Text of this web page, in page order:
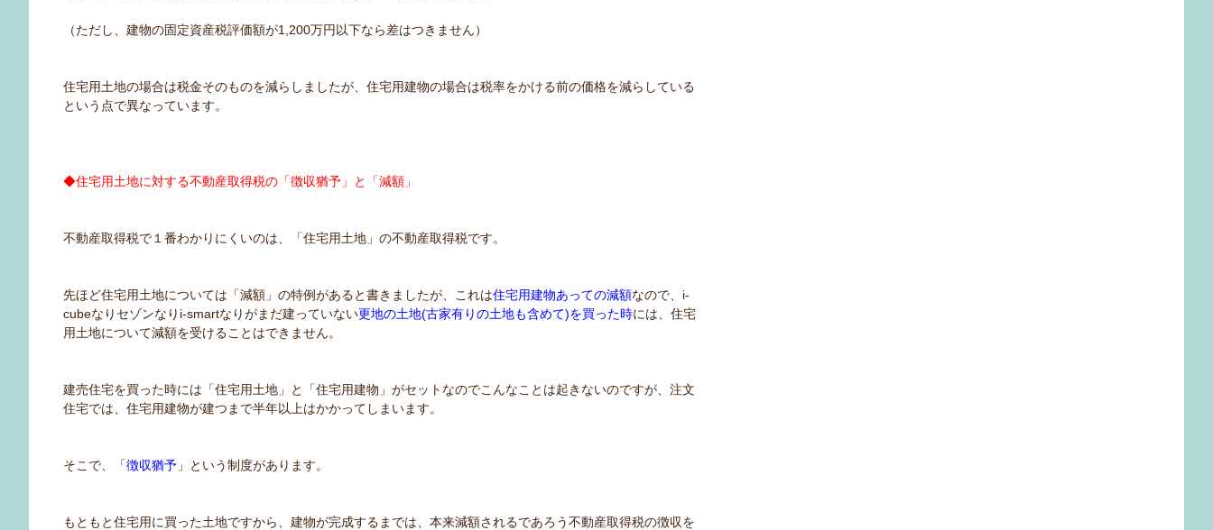
（ただし、建物の固定資産税評価額が1,200万円以下なら差はつきません）
住宅用土地の場合は税金そのものを減らしましたが、住宅用建物の場合は税率をかける前の価格を減らしている
という点で異なっています。
◆住宅用土地に対する不動産取得税の「徴収猶予」と「減額」
不動産取得税で１番わかりにくいのは、「住宅用土地」の不動産取得税です。
先ほど住宅用土地については「減額」の特例があると書きましたが、これは住宅用建物あっての減額なので、i-
cubeなりセゾンなりi-smartなりがまだ建っていない更地の土地(古家有りの土地も含めて)を買った時には、住宅
用土地について減額を受けることはできません。
建売住宅を買った時には「住宅用土地」と「住宅用建物」がセットなのでこんなことは起きないのですが、注文
住宅では、住宅用建物が建つまで半年以上はかかってしまいます。
そこで、「徴収猶予 」という制度があります。
もともと住宅用に買った土地ですから、建物が完成するまでは、本来減額されるであろう不動産取得税の徴収を